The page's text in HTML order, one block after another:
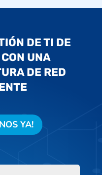
DE TI DE
UNA
DE RED
YA!